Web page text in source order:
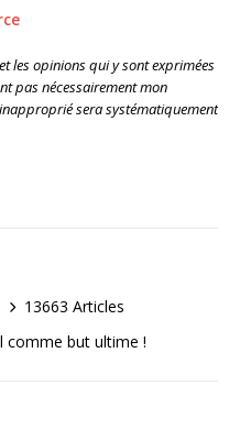
les opinions qui y sont exprimées
pas nécessairement mon
sera systématiquement
13663 Articles
comme but ultime !